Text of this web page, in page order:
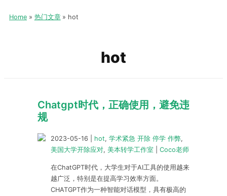
Home 热门文章 hot
hot
Chatgpt时代，正确使用，避免违
规
2023-05-16 hot, 学术紧急 开除 停学 作弊,
美国大学开除应对, 美本转学工作室 Coco老师
在ChatGPT时代，大学生对于AI工具的使用越来
越广泛，特别是在提高学习效率方面。
CHATGPT作为一种智能对话模型，具有极高的